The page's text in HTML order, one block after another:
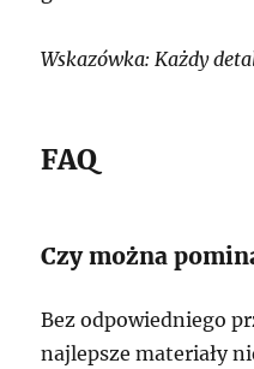
Wskazówka: Każdy
FAQ
Czy można
Bez odpowiedniego
najlepsze materiały